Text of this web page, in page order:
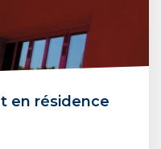
en résidence